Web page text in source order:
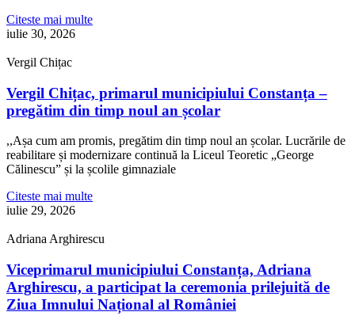
Citeste mai multe
iulie 30, 2026
Vergil Chițac
Vergil Chițac, primarul municipiului Constanța –
pregătim din timp noul an școlar
,,Așa cum am promis, pregătim din timp noul an școlar. Lucrările de
reabilitare și modernizare continuă la Liceul Teoretic „George
Călinescu” și la școlile gimnaziale
Citeste mai multe
iulie 29, 2026
Adriana Arghirescu
Viceprimarul municipiului Constanța, Adriana
Arghirescu, a participat la ceremonia prilejuită de
Ziua Imnului Național al României